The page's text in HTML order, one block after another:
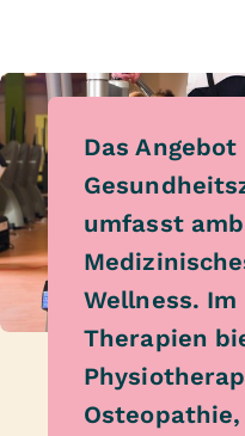
Das
umfasst
Wellness.
Therapien